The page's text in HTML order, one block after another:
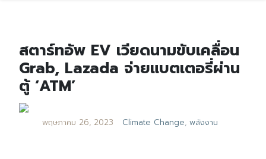
สตาร์ทอัพ EV เวียดนามขับเคลื่อน
Grab, Lazada จ่ายแบตเตอรี่ผ่าน
ตู้ ‘ATM’
พฤษภาคม 26, 2023 Climate Change, พลังงาน